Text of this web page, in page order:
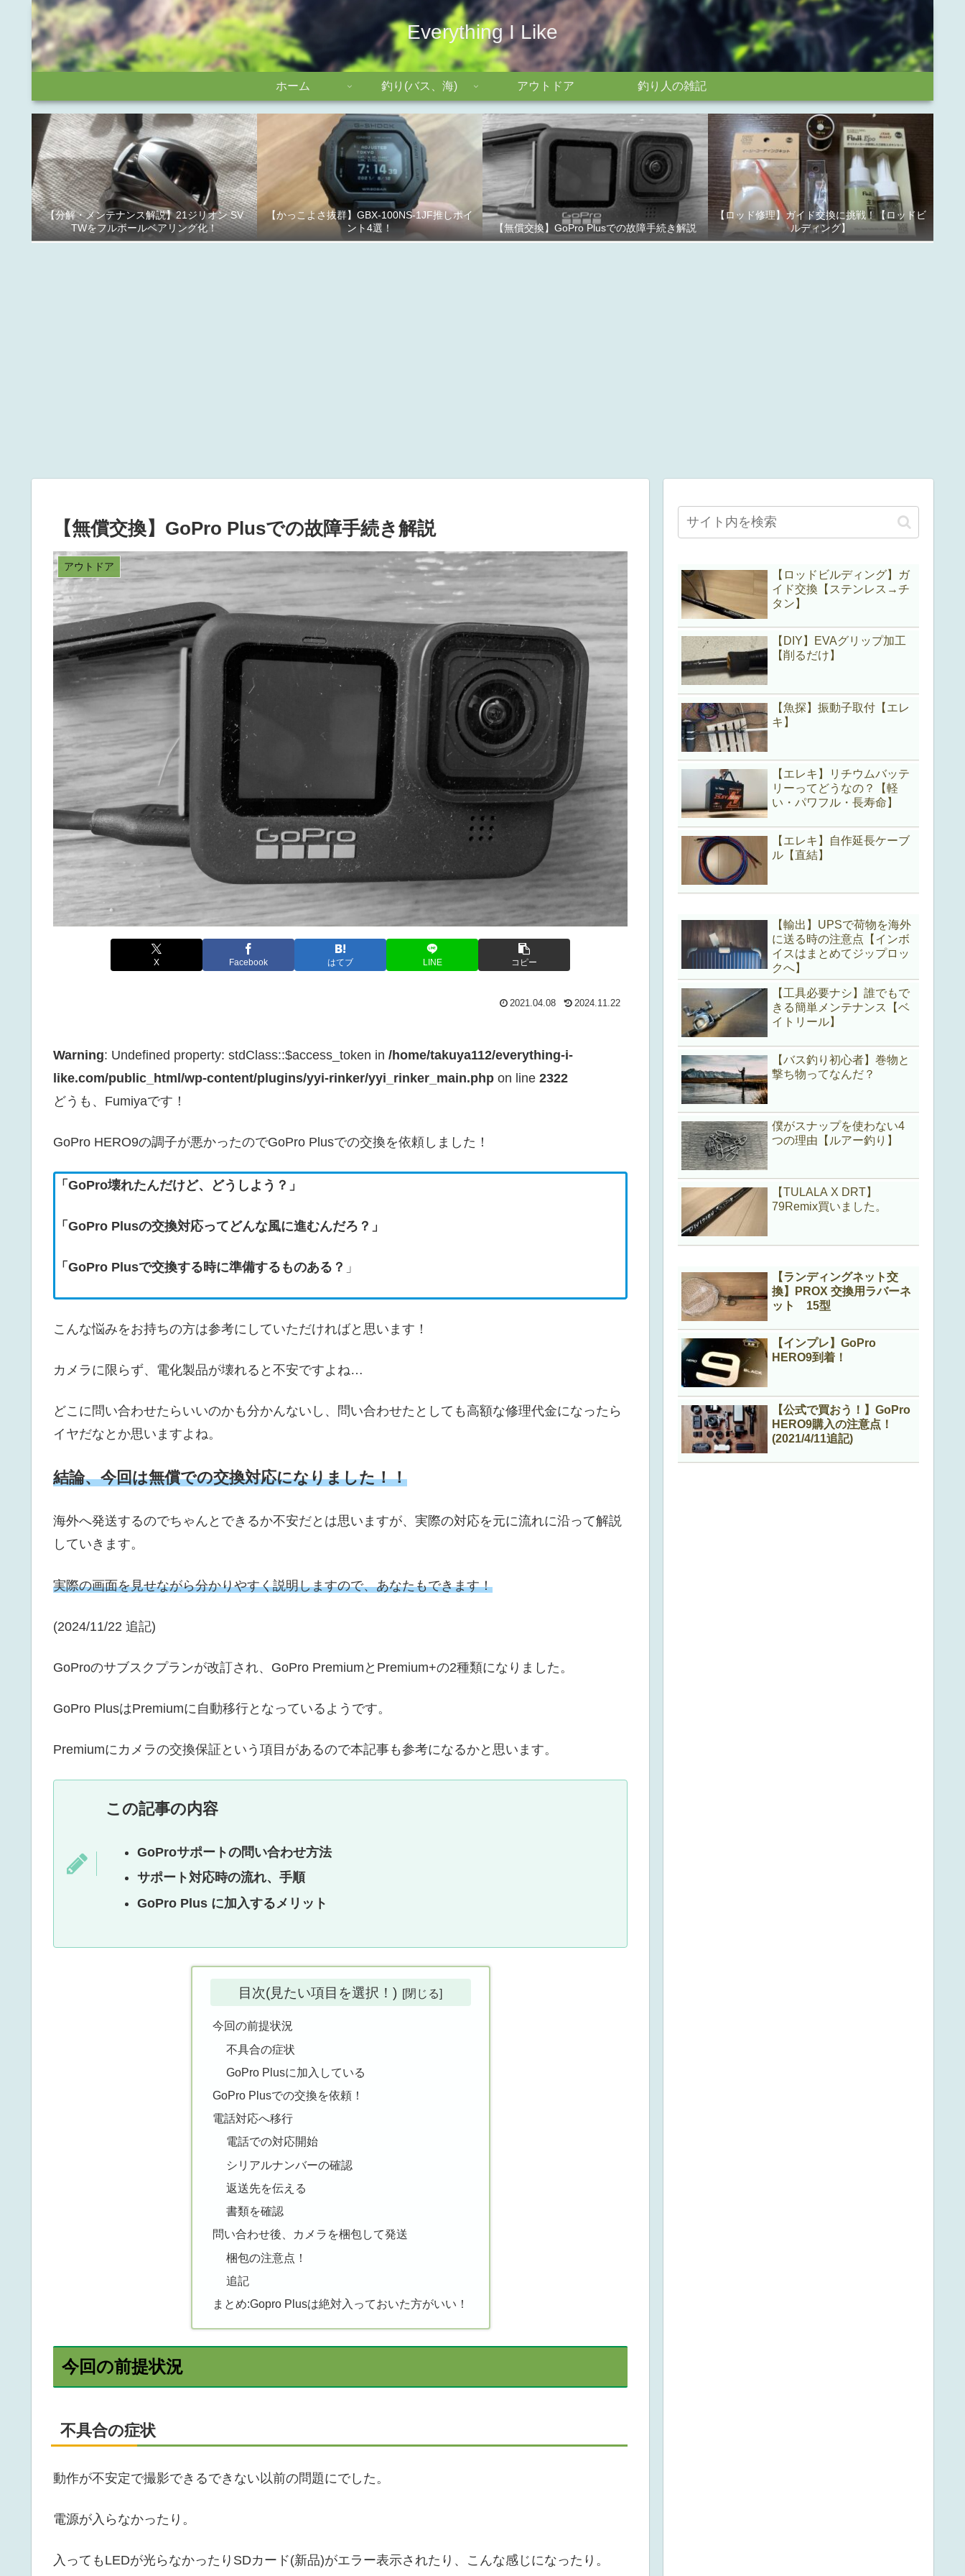
Everything I Like
ホーム 釣り(バス、海) アウトドア 釣り人の雑記
【分解・メンテナンス解説】21ジリオン SV
TWをフルボールベアリング化！
【かっこよさ抜群】GBX-100NS-1JF推しポイ
ント4選！
【無償交換】GoPro Plusでの故障手続き解説
【ロッド修理】ガイド交換に挑戦！【ロッドビ
ルディング】
【無償交換】GoPro Plusでの故障手続き解説
アウトドア
X Facebook はてブ LINE コピー
2021.04.08 2024.11.22
Warning: Undefined property: stdClass::$access_token in /home/takuya112/everything-i-
like.com/public_html/wp-content/plugins/yyi-rinker/yyi_rinker_main.php on line 2322
どうも、Fumiyaです！
GoPro HERO9の調子が悪かったのでGoPro Plusでの交換を依頼しました！
「GoPro壊れたんだけど、どうしよう？」
「GoPro Plusの交換対応ってどんな風に進むんだろ？」
「GoPro Plusで交換する時に準備するものある？ 」
こんな悩みをお持ちの方は参考にしていただければと思います！
カメラに限らず、電化製品が壊れると不安ですよね…
どこに問い合わせたらいいのかも分かんないし、問い合わせたとしても高額な修理代金になったら
イヤだなとか思いますよね。
結論、今回は無償での交換対応になりました！！
海外へ発送するのでちゃんとできるか不安だとは思いますが、実際の対応を元に流れに沿って解説
していきます。
実際の画面を見せながら分かりやすく説明しますので、あなたもできます！
(2024/11/22 追記)
GoProのサブスクプランが改訂され、GoPro PremiumとPremium+の2種類になりました。
GoPro PlusはPremiumに自動移行となっているようです。
Premiumにカメラの交換保証という項目があるので本記事も参考になるかと思います。
この記事の内容
GoProサポートの問い合わせ方法
サポート対応時の流れ、手順
GoPro Plus に加入するメリット
目次(見たい項目を選択！)
今回の前提状況
不具合の症状
GoPro Plusに加入している
GoPro Plusでの交換を依頼！
電話対応へ移行
電話での対応開始
シリアルナンバーの確認
返送先を伝える
書類を確認
問い合わせ後、カメラを梱包して発送
梱包の注意点！
追記
まとめ:Gopro Plusは絶対入っておいた方がいい！
今回の前提状況
不具合の症状
動作が不安定で撮影できるできない以前の問題にでした。
電源が入らなかったり。
入ってもLEDが光らなかったりSDカード(新品)がエラー表示されたり、こんな感じになったり。
【ロッドビルディング】ガ
イド交換【ステンレス→チ
タン】
【DIY】EVAグリップ加工
【削るだけ】
【魚探】振動子取付【エレ
キ】
【エレキ】リチウムバッテ
リーってどうなの？【軽
い・パワフル・長寿命】
【エレキ】自作延長ケーブ
ル【直結】
【輸出】UPSで荷物を海外
に送る時の注意点【インボ
イスはまとめてジップロッ
クへ】
【工具必要ナシ】誰でもで
きる簡単メンテナンス【ベ
イトリール】
【バス釣り初心者】巻物と
撃ち物ってなんだ？
僕がスナップを使わない4
つの理由【ルアー釣り】
【TULALA X DRT】
79Remix買いました。
【ランディングネット交
換】PROX 交換用ラバーネ
ット 15型
【インプレ】GoPro
HERO9到着！
【公式で買おう！】GoPro
HERO9購入の注意点！
(2021/4/11追記)